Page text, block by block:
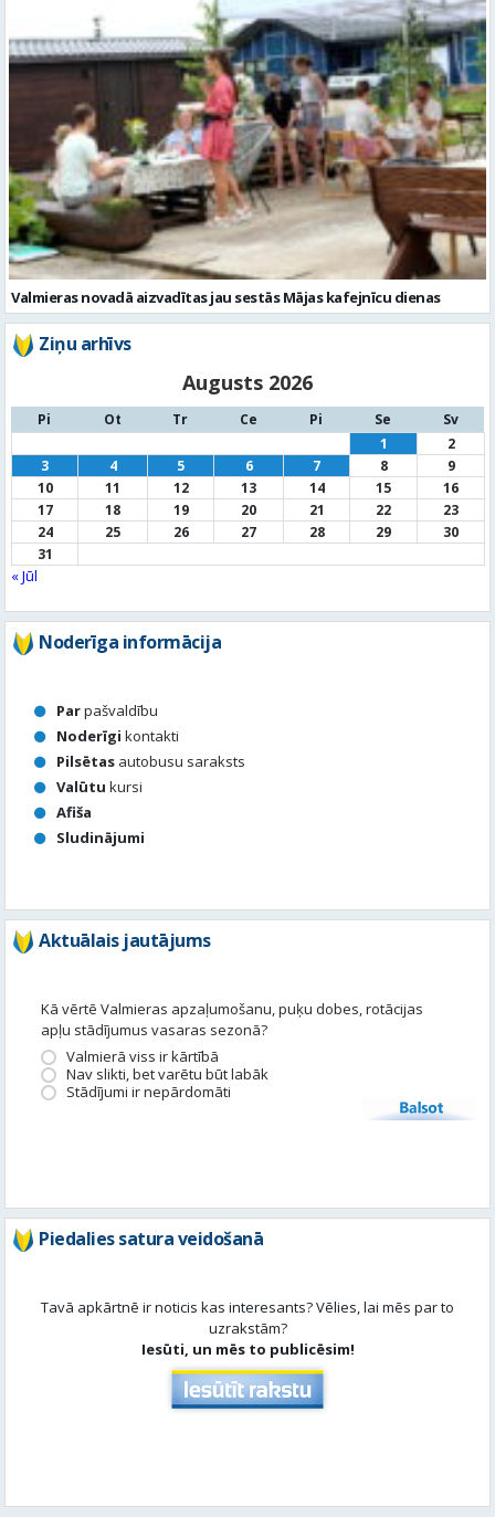
Valmieras novadā aizvadītas jau sestās Mājas kafejnīcu dienas
Ziņu arhīvs
Augusts 2026
Pi Ot Tr Ce Pi Se
Sv
1
2
3
4 5 6 7 8
9
10
11 12 13 14 15
16
17
18 19 20 21 22
23
24
25 26 27 28 29
30
31
« Jūl
Noderīga informācija
Parpašvaldību
Noderīgi kontakti
Pilsētas autobusu saraksts
Valūtu kursi
Afiša
Sludinājumi
Aktuālais jautājums
Kā vērtē Valmieras apzaļumošanu, puķu dobes, rotācijas
apļu stādījumus vasaras sezonā?
Valmierā viss ir kārtībā
Nav slikti, bet varētu būt labāk
Stādījumi ir nepārdomāti
Balsot
Piedalies satura veidošanā
Tavā apkārtnē ir noticis kas interesants? Vēlies, lai mēs par to
uzrakstām?
Iesūti, un mēs to publicēsim!